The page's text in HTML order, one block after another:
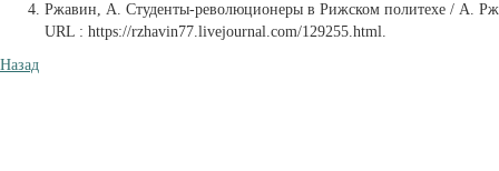
Ржавин, А. Студенты-революционеры в Рижском политехе / А.
URL : https://rzhavin77.livejournal.com/129255.html.
Назад